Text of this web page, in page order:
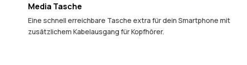
Media Tasche
Eine schnell erreichbare Tasche extra für dein Smartphone mit
zusätzlichem Kabelausgang für Kopfhörer.